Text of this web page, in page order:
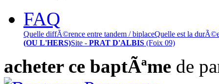
FAQ
Quelle diffÃ©rence entre tandem / biplaceQuelle est la
(OU L'HERS)Site - PRAT D'ALBIS (Foix 09)
acheter ce baptÃªme de